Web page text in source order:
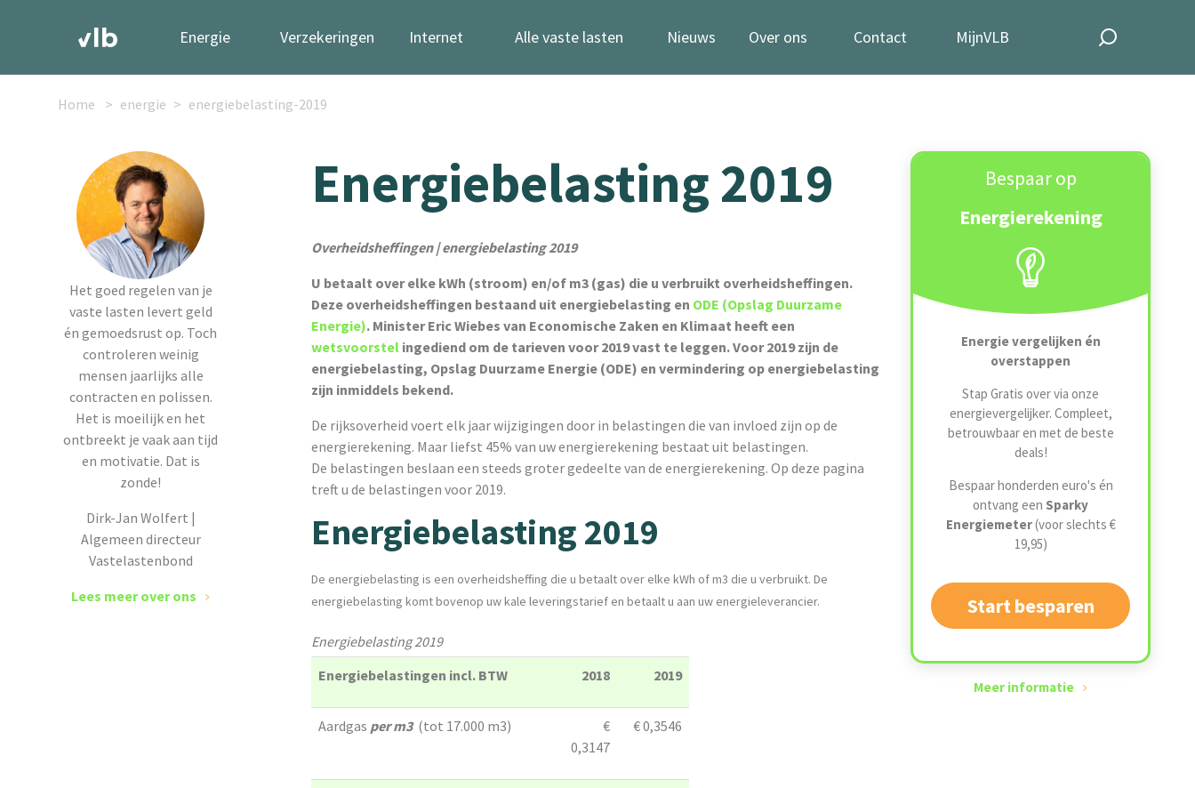
Energie Verzekeringen Internet Alle vaste lasten Nieuws Over ons Contact MijnVLB
Het goed regelen van je
vaste lasten levert geld
én gemoedsrust op. Toch
controleren weinig
mensen jaarlijks alle
contracten en polissen.
Het is moeilijk en het
ontbreekt je vaak aan tijd
en motivatie. Dat is
zonde!
Dirk-Jan Wolfert |
Algemeen directeur
Vastelastenbond
Lees meer over ons
Bespaar op
Energierekening
Energie vergelijken én
overstappen
Stap Gratis over via onze
energievergelijker. Compleet,
betrouwbaar en met de beste
deals!
Bespaar honderden euro's én
ontvang een Sparky
Energiemeter(voor slechts €
19,95)
Start besparen
Meer informatie
Home energie energiebelasting-2019
Energiebelasting 2019
Overheidsheffingen | energiebelasting 2019
U betaalt over elke kWh (stroom) en/of m3 (gas) die u verbruikt overheidsheffingen.
Deze overheidsheffingen bestaand uit energiebelasting en ODE (Opslag Duurzame
Energie). Minister Eric Wiebes van Economische Zaken en Klimaat heeft een
wetsvoorstelingediend om de tarieven voor 2019 vast te leggen. Voor 2019 zijn de
energiebelasting, Opslag Duurzame Energie (ODE) en vermindering op energiebelasting
zijn inmiddels bekend.
De rijksoverheid voert elk jaar wijzigingen door in belastingen die van invloed zijn op de
energierekening. Maar liefst 45% van uw energierekening bestaat uit belastingen.
De belastingen beslaan een steeds groter gedeelte van de energierekening. Op deze pagina
treft u de belastingen voor 2019.
Energiebelasting 2019
De energiebelasting is een overheidsheffing die u betaalt over elke kWh of m3 die u verbruikt. De
energiebelasting komt bovenop uw kale leveringstarief en betaalt u aan uw energieleverancier.
Energiebelasting 2019
Energiebelastingen incl. BTW
2018 2019
Aardgas per m3 (tot 17.000 m3)
€
0,3147
€ 0,3546